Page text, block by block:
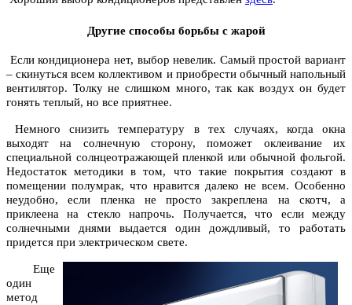
Другие способы борьбы c жарой
Если кондиционера нет, выбор невелик. Самый простой вариант
– скинуться всем коллективом и приобрести обычный напольный
вентилятор. Толку не слишком много, так как воздух он будет
гонять теплый, но все приятнее.
Немного снизить температуру в тех случаях, когда окна
выходят на солнечную сторону, поможет оклеивание их
специальной солнцеотражающей пленкой или обычной фольгой.
Недостаток методики в том, что такие покрытия создают в
помещении полумрак, что нравится далеко не всем. Особенно
неудобно, если пленка не просто закреплена на скотч, а
приклеена на стекло напрочь. Получается, что если между
солнечными днями выдается один дождливый, то работать
придется при электрическом свете.
Еще
один
метод